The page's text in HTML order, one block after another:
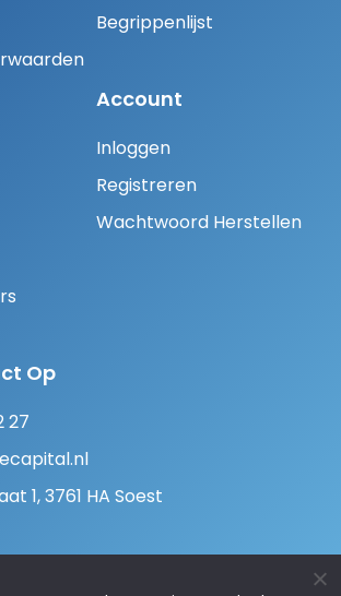
Begrippenlijst
Account
Inloggen
Registreren
Wachtwoord Herstellen
Op
27
1, 3761 HA Soest